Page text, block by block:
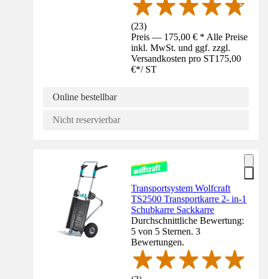
(23)
Preis — 175,00 € * Alle Preise
inkl. MwSt. und ggf. zzgl.
Versandkosten pro ST175,00
€*/ ST
Online bestellbar
Nicht reservierbar
Transportsystem Wolfcraft
TS2500 Transportkarre 2- in-1
Schubkarre Sackkarre
Durchschnittliche Bewertung:
5 von 5 Sternen. 3
Bewertungen.